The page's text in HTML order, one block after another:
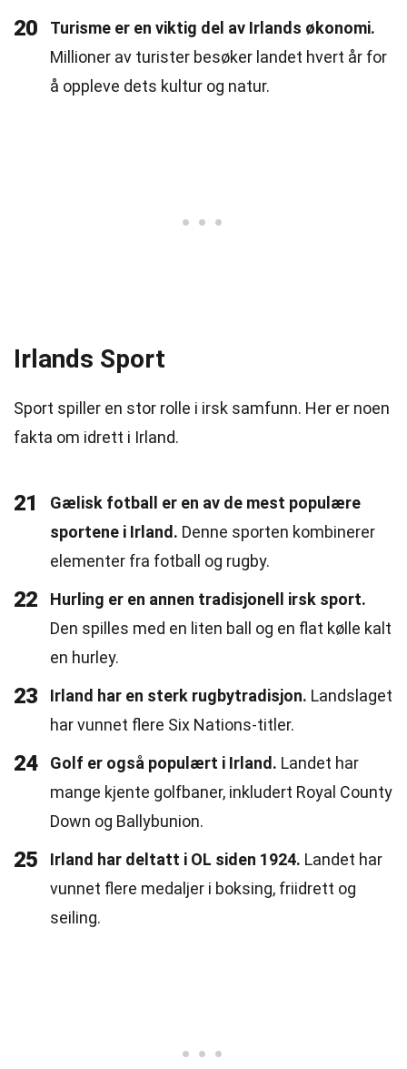
20
Turisme er en viktig del av Irlands økonomi.
Millioner av turister besøker landet hvert år for
å oppleve dets kultur og natur.
Irlands Sport
Sport spiller en stor rolle i irsk samfunn. Her er noen
fakta om idrett i Irland.
21
Gælisk fotball er en av de mest populære
sportene i Irland. Denne sporten kombinerer
elementer fra fotball og rugby.
22
Hurling er en annen tradisjonell irsk sport.
Den spilles med en liten ball og en flat kølle kalt
en hurley.
23 Irland har en sterk rugbytradisjon. Landslaget
har vunnet flere Six Nations-titler.
24 Golf er også populært i Irland. Landet har
mange kjente golfbaner, inkludert Royal County
Down og Ballybunion.
25 Irland har deltatt i OL siden 1924. Landet har
vunnet flere medaljer i boksing, friidrett og
seiling.